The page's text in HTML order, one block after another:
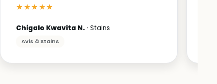
★★★★★
Chigalo Kwavita N. · Stains
Avis à Stains